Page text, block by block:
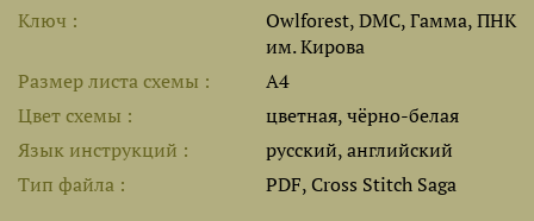
Ключ
Owlforest, DMC, Гамма, ПНК
им. Кирова
Размер листа cхемы
A4
Цвет схемы
цветная, чёрно-белая
Язык инструкций
русский, английский
Тип файла
PDF, Cross Stitch Saga